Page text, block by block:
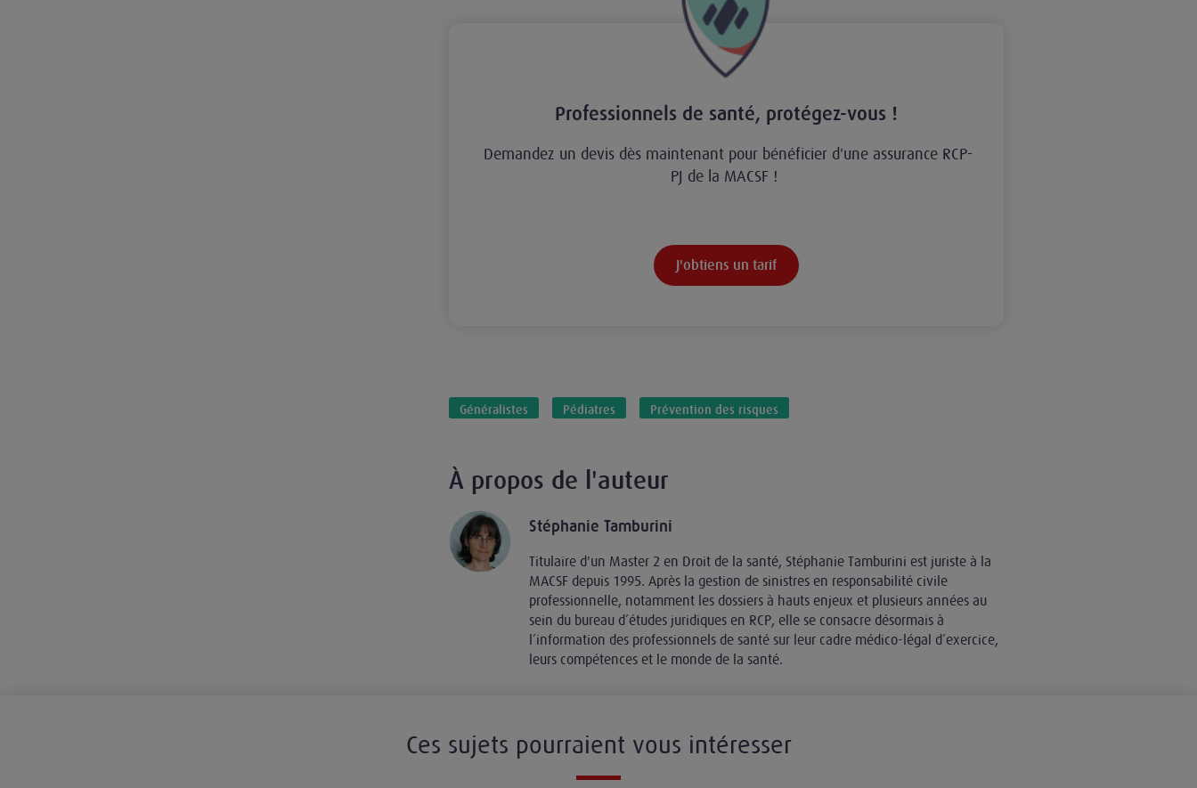
Professionnels de santé, protégez-vous !
Demandez un devis dès maintenant pour bénéficier d'une assurance RCP-
PJ de la MACSF !
J'obtiens un tarif
Généralistes Pédiatres Prévention des risques
À propos de l'auteur
Stéphanie Tamburini
Titulaire d'un Master 2 en Droit de la santé, Stéphanie Tamburini est juriste à la
MACSF depuis 1995. Après la gestion de sinistres en responsabilité civile
professionnelle, notamment les dossiers à hauts enjeux et plusieurs années au
sein du bureau d’études juridiques en RCP, elle se consacre désormais à
l’information des professionnels de santé sur leur cadre médico-légal d’exercice,
leurs compétences et le monde de la santé.
Ces sujets pourraient vous intéresser